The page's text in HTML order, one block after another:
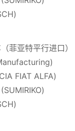
菲亚特平行进口）
FIAT ALFA)